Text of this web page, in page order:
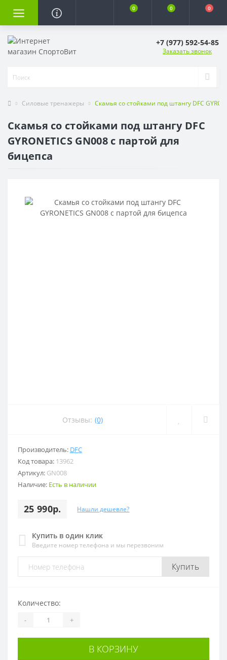
0 0 0
+7 (977) 592-54-85
Заказать звонок
Силовые тренажеры Скамья со стойками под штангу DFC
Скамья со стойками под штангу DFC
GYRONETICS GN008 с партой для
бицепса
Отзывы: (0)
Производитель: DFC
Код товара: 13962
Артикул: GN008
Наличие: Есть в наличии
25 990р. Нашли дешевле?
Купить в один клик
Введите номер телефона и мы перезвоним
Купить
Количество:
- +
В КОРЗИНУ